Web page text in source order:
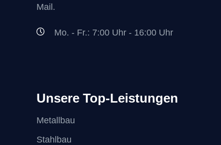
Mail.
Mo. - Fr.: 7:00 Uhr - 16:00 Uhr
Unsere Top-Leistungen
Metallbau
Stahlbau